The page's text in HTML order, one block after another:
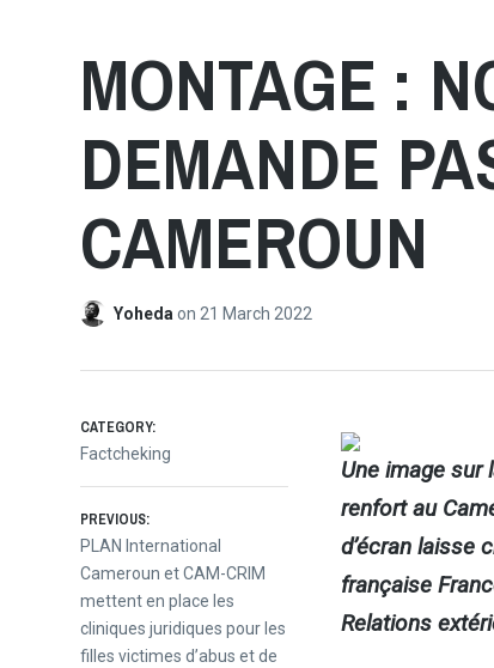
MONTAGE :
DEMANDE
CAMEROUN
Yohedaon 21 March 2022
Une image sur
renfort au
d’écran laisse
française
Relations
CATEGORY:
Factcheking
Post
navigation
PREVIOUS:
Previous
post:
PLAN International
Cameroun et CAM-CRIM
mettent en place les
cliniques juridiques pour les
filles victimes d’abus et de